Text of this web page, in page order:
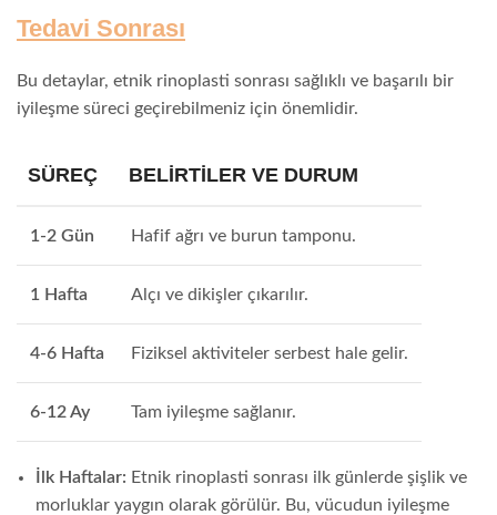
Tedavi Sonrası
Bu detaylar, etnik rinoplasti sonrası sağlıklı ve başarılı bir
iyileşme süreci geçirebilmeniz için önemlidir.
SÜREÇ BELIRTILER VE DURUM
1-2 Gün Hafif ağrı ve burun tamponu.
1 Hafta Alçı ve dikişler çıkarılır.
4-6 Hafta Fiziksel aktiviteler serbest hale gelir.
6-12 Ay Tam iyileşme sağlanır.
İlk Haftalar: Etnik rinoplasti sonrası ilk günlerde şişlik ve
morluklar yaygın olarak görülür. Bu, vücudun iyileşme